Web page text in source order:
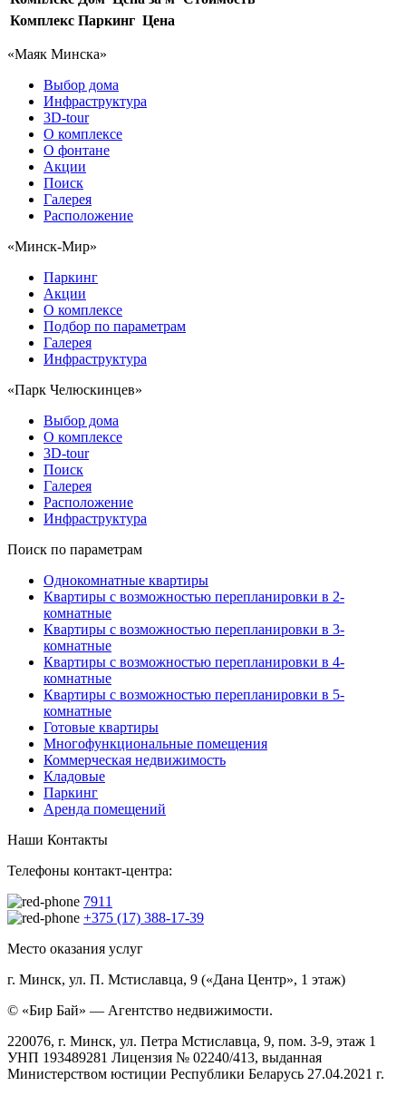
Комплекс Паркинг Цена
«Маяк Минска»
Выбор дома
Инфраструктура
3D-tour
О комплексе
О фонтане
Акции
Поиск
Галерея
Расположение
«Минск-Мир»
Паркинг
Акции
О комплексе
Подбор по параметрам
Галерея
Инфраструктура
«Парк Челюскинцев»
Выбор дома
О комплексе
3D-tour
Поиск
Галерея
Расположение
Инфраструктура
Поиск по параметрам
Однокомнатные квартиры
Квартиры с возможностью перепланировки в 2-
комнатные
Квартиры с возможностью перепланировки в 3-
комнатные
Квартиры с возможностью перепланировки в 4-
комнатные
Квартиры с возможностью перепланировки в 5-
комнатные
Готовые квартиры
Многофункциональные помещения
Коммерческая недвижимость
Кладовые
Паркинг
Аренда помещений
Наши Контакты
Телефоны контакт-центра:
7911
+375 (17) 388-17-39
Место оказания услуг
г. Минск, ул. П. Мстиславца, 9 («Дана Центр», 1 этаж)
© «Бир Бай» — Агентство недвижимости.
220076, г. Минск, ул. Петра Мстиславца, 9, пом. 3-9, этаж 1
УНП 193489281 Лицензия № 02240/413, выданная
Министерством юстиции Республики Беларусь 27.04.2021 г.